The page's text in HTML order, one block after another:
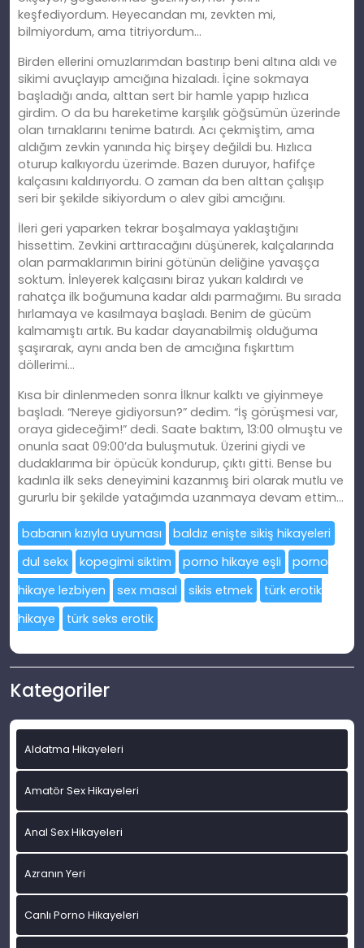
keşfediyordum. Heyecandan mı, zevkten mi,
bilmiyordum, ama titriyordum…
Birden ellerini omuzlarımdan bastırıp beni altına aldı ve
sikimi avuçlayıp amcığına hizaladı. İçine sokmaya
başladığı anda, alttan sert bir hamle yapıp hızlıca
girdim. O da bu hareketime karşılık göğsümün üzerinde
olan tırnaklarını tenime batırdı. Acı çekmiştim, ama
aldığım zevkin yanında hiç birşey değildi bu. Hızlıca
oturup kalkıyordu üzerimde. Bazen duruyor, hafifçe
kalçasını kaldırıyordu. O zaman da ben alttan çalışıp
seri bir şekilde sikiyordum o alev gibi amcığını.
İleri geri yaparken tekrar boşalmaya yaklaştığını
hissettim. Zevkini arttıracağını düşünerek, kalçalarında
olan parmaklarımın birini götünün deliğine yavaşça
soktum. İnleyerek kalçasını biraz yukarı kaldırdı ve
rahatça ilk boğumuna kadar aldı parmağımı. Bu sırada
hırlamaya ve kasılmaya başladı. Benim de gücüm
kalmamıştı artık. Bu kadar dayanabilmiş olduğuma
şaşırarak, aynı anda ben de amcığına fışkırttım
döllerimi…
Kısa bir dinlenmeden sonra İlknur kalktı ve giyinmeye
başladı. “Nereye gidiyorsun?” dedim. “İş görüşmesi var,
oraya gideceğim!” dedi. Saate baktım, 13:00 olmuştu ve
onunla saat 09:00’da buluşmutuk. Üzerini giydi ve
dudaklarıma bir öpücük kondurup, çıktı gitti. Bense bu
kadınla ilk seks deneyimini kazanmış biri olarak mutlu ve
gururlu bir şekilde yatağımda uzanmaya devam ettim…
babanın kızıyla uyuması
baldız enişte sikiş hikayeleri
dul sekx
kopegimi siktim porno hikaye eşli
porno
hikaye lezbiyen
sex masal sikis etmek
türk erotik
hikaye
türk seks erotik
Kategoriler
Aldatma Hikayeleri
Amatör Sex Hikayeleri
Anal Sex Hikayeleri
Azranın Yeri
Canlı Porno Hikayeleri